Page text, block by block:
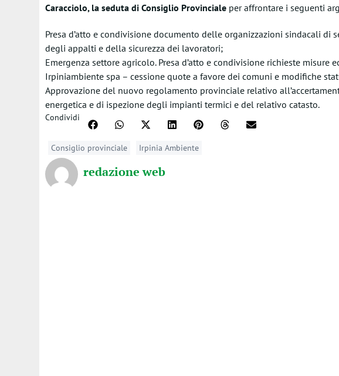
Caracciolo, la seduta di Consiglio Provincialeper affrontare i seguenti
Presa d’atto e condivisione documento delle organizzazioni sindacali
degli appalti e della sicurezza dei lavoratori;
Emergenza settore agricolo. Presa d’atto e condivisione richieste misure
Irpiniambiente spa – cessione quote a favore dei comuni e modifiche
Approvazione del nuovo regolamento provinciale relativo
energetica e di ispezione degli impianti termici e del relativo catasto.
Condividi
Consiglio provinciale Irpinia Ambiente
redazione web